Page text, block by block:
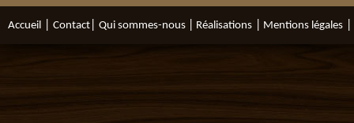
Accueil Contact Qui sommes-nous Réalisations Mentions légales